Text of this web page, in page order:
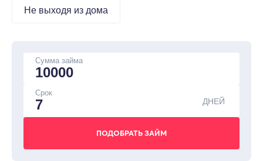
Не выходя из дома
Сумма займа
Срок
ДНЕЙ